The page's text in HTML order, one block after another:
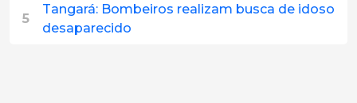
5
Tangará: Bombeiros realizam busca de idoso
desaparecido